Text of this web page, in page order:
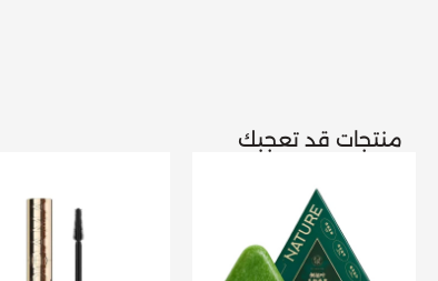
منتجات قد تعجبك